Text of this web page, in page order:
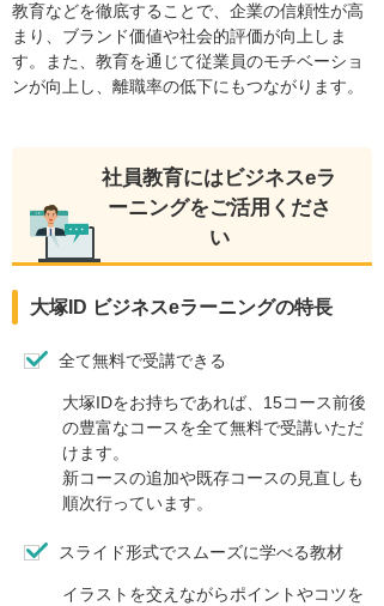
教育などを徹底することで、企業の信頼性が高
まり、ブランド価値や社会的評価が向上しま
す。また、教育を通じて従業員のモチベーショ
ンが向上し、離職率の低下にもつながります。
社員教育にはビジネスeラ
ーニングをご活用くださ
い
大塚ID ビジネスeラーニングの特長
全て無料で受講できる
大塚IDをお持ちであれば、15コース前後
の豊富なコースを全て無料で受講いただ
けます。
新コースの追加や既存コースの見直しも
順次行っています。
スライド形式でスムーズに学べる教材
イラストを交えながらポイントやコツを